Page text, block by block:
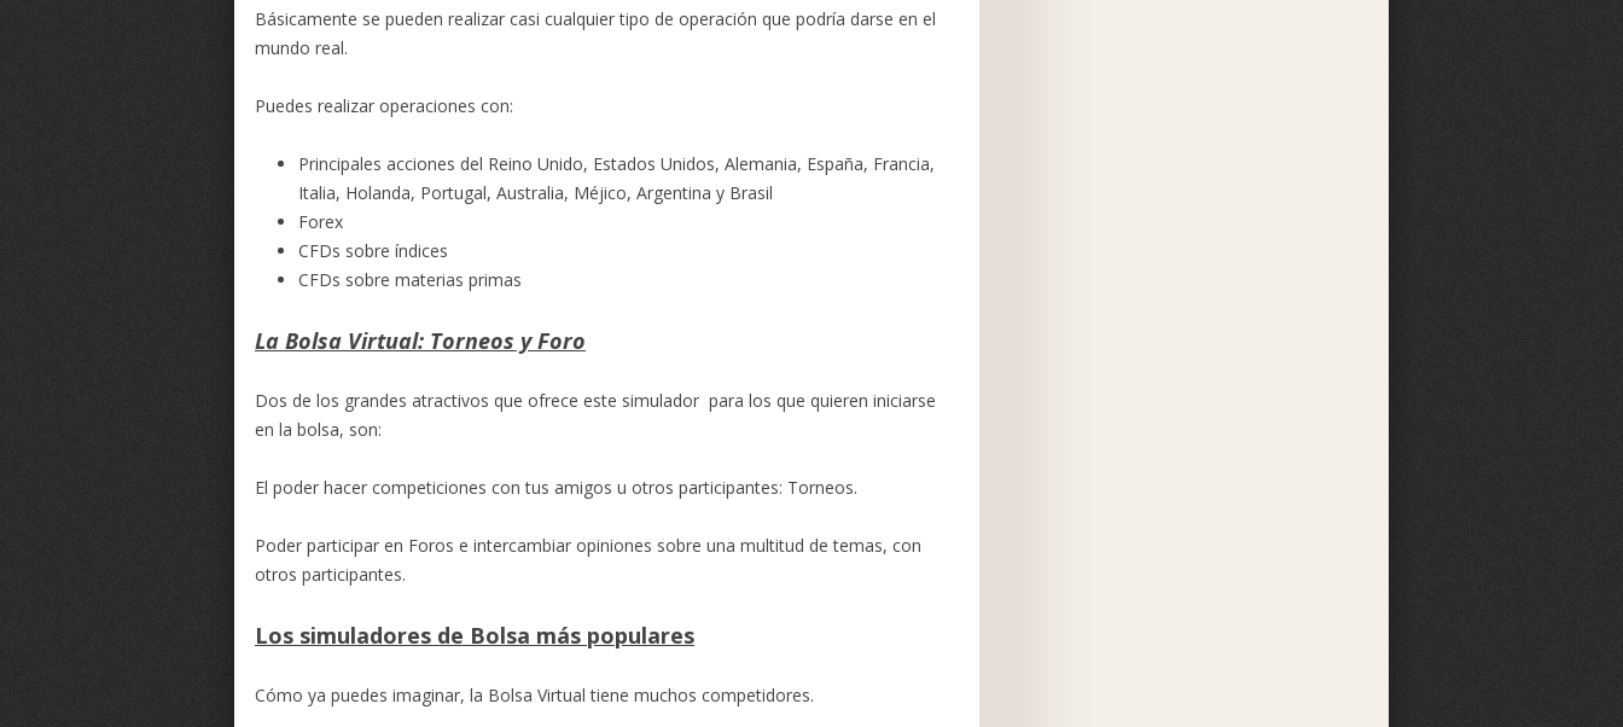
Básicamente se pueden realizar casi cualquier tipo de operación que podría darse en el
mundo real.
Puedes realizar operaciones con:
Principales acciones del Reino Unido, Estados Unidos, Alemania, España, Francia,
Italia, Holanda, Portugal, Australia, Méjico, Argentina y Brasil
Forex
CFDs sobre índices
CFDs sobre materias primas
La Bolsa Virtual: Torneos y Foro
Dos de los grandes atractivos que ofrece este simulador para los que quieren iniciarse
en la bolsa, son:
El poder hacer competiciones con tus amigos u otros participantes: Torneos.
Poder participar en Foros e intercambiar opiniones sobre una multitud de temas, con
otros participantes.
Los simuladores de Bolsa más populares
Cómo ya puedes imaginar, la Bolsa Virtual tiene muchos competidores.